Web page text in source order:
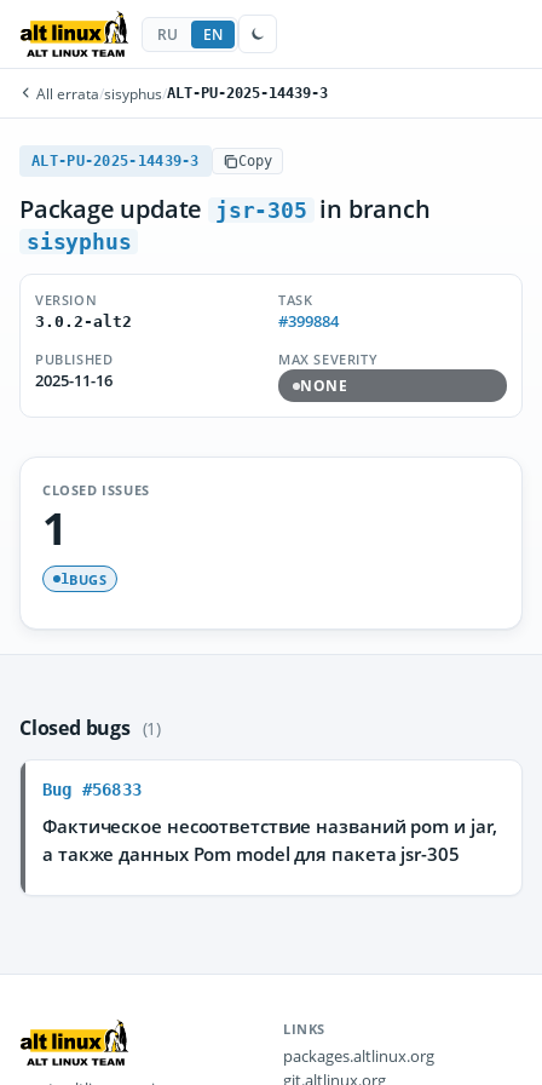
RU EN
All errata/sisyphus/ALT-PU-2025-14439-3
ALT-PU-2025-14439-3 Copy
Package update jsr-305 in branch
sisyphus
VERSION
3.0.2-alt2
TASK
#399884
PUBLISHED
2025-11-16
MAX SEVERITY
NONE
CLOSED ISSUES
1
1BUGS
Closed bugs (1)
Bug #56833
Фактическое несоответствие названий pom и jar,
а также данных Pom model для пакета jsr-305
LINKS
packages.altlinux.org
git.altlinux.org